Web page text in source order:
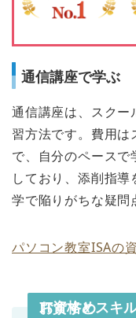
通信講座で学ぶ
通信講座は、スクー
習方法です。費用
で、自分のペース
しており、添削指
学で陥りがちな疑問
パソコン教室ISAの
IT資格とスキルを身につけるならスクールがおすすめ